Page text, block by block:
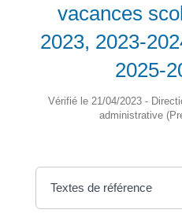
vacances
2023, 2023-
2025-
Vérifié le 21/04/2023 -
administrative
Textes de référence